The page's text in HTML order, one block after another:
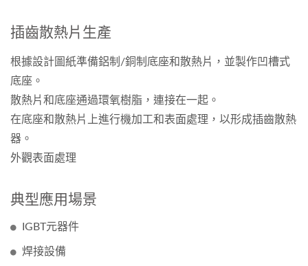
插齒散熱片生產
根據設計圖紙準備鋁制/銅制底座和散熱片，並製作凹槽式
底座。
散熱片和底座通過環氧樹脂，連接在一起。
在底座和散熱片上進行機加工和表面處理，以形成插齒散熱
器。
外觀表面處理
典型應用場景
IGBT元器件
焊接設備